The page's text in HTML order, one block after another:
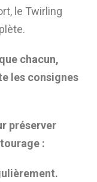
le Twirling
chacun,
les consignes
préserver
: